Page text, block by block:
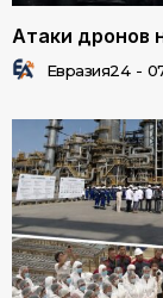
Атаки дронов
Евразия24 -